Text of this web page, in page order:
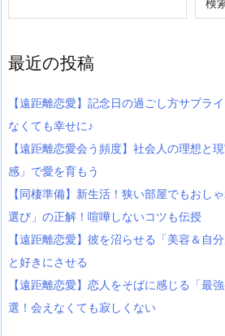
検
最近の投稿
【遠距離恋愛】記念日の過ごし方サプラ
なくても幸せに♪
【遠距離恋愛会う頻度】社会人の理想と
感」で愛を育もう
【同棲準備】新生活！狭い部屋でもおし
選び」の正解！喧嘩しないコツも伝授
【遠距離恋愛】彼を沼らせる「美容＆自
と好きにさせる
【遠距離恋愛】恋人をそばに感じる「最
選！会えなくても寂しくない